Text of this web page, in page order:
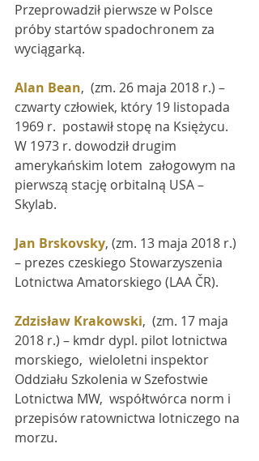
Przeprowadził pierwsze w Polsce
próby startów spadochronem za
wyciągarką.
Alan Bean,  (zm. 26 maja 2018 r.) –
czwarty człowiek, który 19 listopada
1969 r.  postawił stopę na Księżycu.
W 1973 r. dowodził drugim
amerykańskim lotem  załogowym na
pierwszą stację orbitalną USA –
Skylab.
Jan Brskovsky, (zm. 13 maja 2018 r.)
– prezes czeskiego Stowarzyszenia
Lotnictwa Amatorskiego (LAA ČR).
Zdzisław Krakowski,  (zm. 17 maja
2018 r.) – kmdr dypl. pilot lotnictwa
morskiego,  wieloletni inspektor
Oddziału Szkolenia w Szefostwie
Lotnictwa MW,  współtwórca norm i
przepisów ratownictwa lotniczego na
morzu.